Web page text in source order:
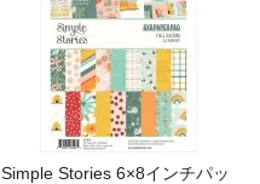
Simple Stories 6×8インチパッ